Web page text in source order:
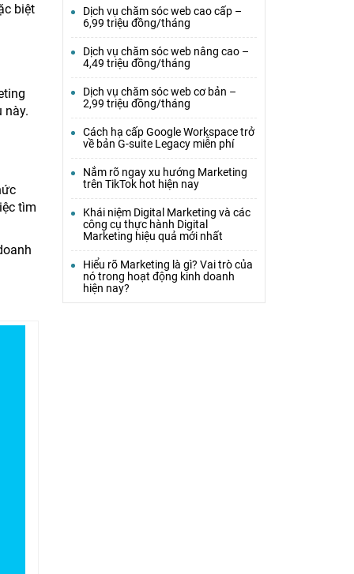
biệt
này.
tìm
Dịch vụ chăm sóc web cao cấp –
6,99 triệu đồng/tháng
Dịch vụ chăm sóc web nâng cao –
4,49 triệu đồng/tháng
Dịch vụ chăm sóc web cơ bản –
2,99 triệu đồng/tháng
Cách hạ cấp Google Workspace trở
về bản G-suite Legacy miễn phí
Nắm rõ ngay xu hướng Marketing
trên TikTok hot hiện nay
Khái niệm Digital Marketing và các
công cụ thực hành Digital
Marketing hiệu quả mới nhất
Hiểu rõ Marketing là gì? Vai trò của
nó trong hoạt động kinh doanh
hiện nay?